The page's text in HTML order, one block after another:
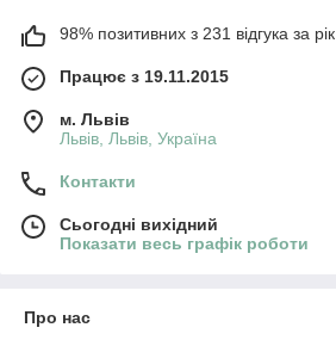
98% позитивних з 231 відгука за рік
Працює з 19.11.2015
м. Львів
Львів, Львів, Україна
Контакти
Сьогодні вихідний
Показати весь графік роботи
Про нас